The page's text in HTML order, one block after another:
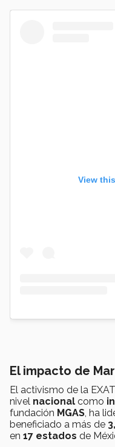
View
El impacto de
El activismo de la
nivel nacional como
fundación MGAS, ha
beneficiado a más de
en 17 estados de